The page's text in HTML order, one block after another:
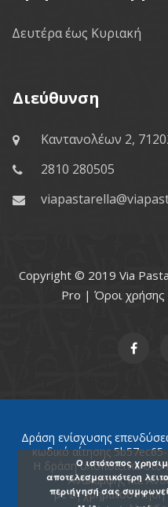
Δευτέρα έως Κυριακή
Διεύθυνση
Καντανολέων 2,
2810 280505
Copyright © 2019 Via
Pro | Όροι χρήσης
Δράση ενίσχυσης
κωδικό αίτησης
Η δράση υλοποιείται
Ανάκαμψης και
με τη
Ο ιστότοπος
αποτελεσματικότερη
περιήγησή σας